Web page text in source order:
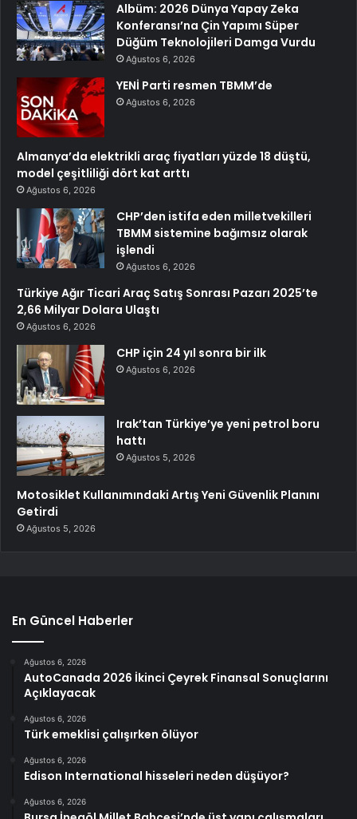
Albüm: 2026 Dünya Yapay Zeka
Konferansı’na Çin Yapımı Süper
Düğüm Teknolojileri Damga Vurdu
Ağustos 6, 2026
YENİ Parti resmen TBMM’de
Ağustos 6, 2026
Almanya’da elektrikli araç fiyatları yüzde 18 düştü,
model çeşitliliği dört kat arttı
Ağustos 6, 2026
CHP’den istifa eden milletvekilleri
TBMM sistemine bağımsız olarak
işlendi
Ağustos 6, 2026
Türkiye Ağır Ticari Araç Satış Sonrası Pazarı 2025’te
2,66 Milyar Dolara Ulaştı
Ağustos 6, 2026
CHP için 24 yıl sonra bir ilk
Ağustos 6, 2026
Irak’tan Türkiye’ye yeni petrol boru
hattı
Ağustos 5, 2026
Motosiklet Kullanımındaki Artış Yeni Güvenlik Planını
Getirdi
Ağustos 5, 2026
En Güncel Haberler
Ağustos 6, 2026
AutoCanada 2026 İkinci Çeyrek Finansal Sonuçlarını
Açıklayacak
Ağustos 6, 2026
Türk emeklisi çalışırken ölüyor
Ağustos 6, 2026
Edison International hisseleri neden düşüyor?
Ağustos 6, 2026